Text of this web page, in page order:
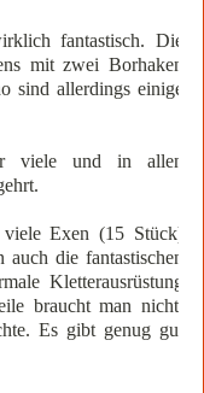
fantastisch. Die
mit zwei Borhaken
sind allerdings einige
viele und in allen
Exen (15 Stück)
die fantastischen
Kletterausrüstung
braucht man nicht,
Es gibt genug gut